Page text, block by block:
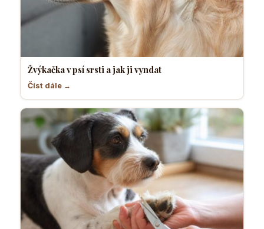
Žvýkačka v psí srsti a jak ji vyndat
Číst dále →